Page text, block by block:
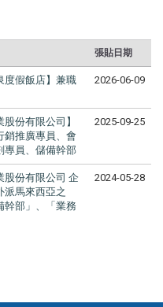
張貼日期
度假飯店】兼職
2026-06-09
股份有限公司】
銷推廣專員、會
專員、儲備幹部
2025-09-25
股份有限公司 企
派馬來西亞之
幹部」、「業務
2024-05-28